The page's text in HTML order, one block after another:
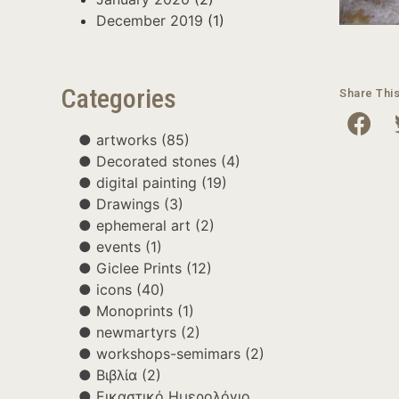
December 2019 (1)
Categories
artworks (85)
Decorated stones (4)
digital painting (19)
Drawings (3)
ephemeral art (2)
events (1)
Giclee Prints (12)
icons (40)
Monoprints (1)
newmartyrs (2)
workshops-semimars (2)
Βιβλία (2)
Share